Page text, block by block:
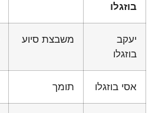
בוזגלו
יעקב
בוזגלו
משבצת סיוע
אסי בוזגלו תומך